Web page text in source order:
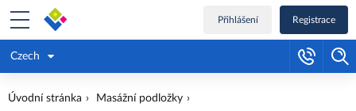
Přihlášení Registrace
Czech
Úvodní stránka
Masážní podložky